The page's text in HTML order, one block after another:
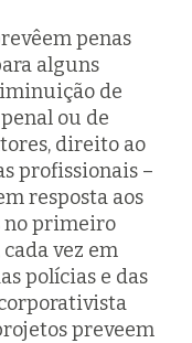
penas
alguns
de
ou de
direito ao
profissionais –
resposta aos
no primeiro
vez em
polícias e das
preveem